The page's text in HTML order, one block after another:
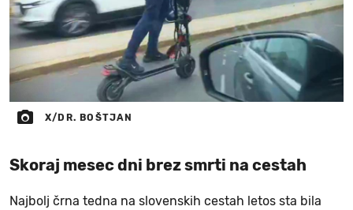
X/DR. BOŠTJAN
Skoraj mesec dni brez smrti na cestah
Najbolj črna tedna na slovenskih cestah letos sta bila